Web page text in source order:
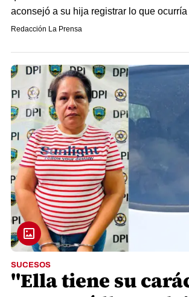
aconsejó a su hija registrar lo que ocurría
Redacción La Prensa
SUCESOS
"Ella tiene su